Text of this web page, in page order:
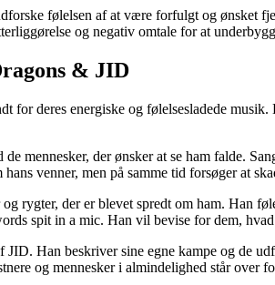
følelsen af ​​at være forfulgt og ønsket
og negativ omtale for at
& JID
for deres energiske og følelsesladede
mennesker, der ønsker at se ham falde.
venner, men på samme tid forsøger
rygter, der er blevet spredt om ham. Han
spit in a mic. Han vil bevise for dem, hvad
Han beskriver sine egne kampe og de
og mennesker i almindelighed står over